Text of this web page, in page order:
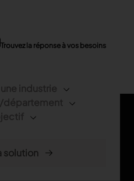
Trouvez la réponse à vos besoins